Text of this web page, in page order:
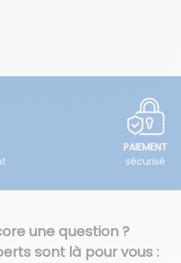
une question ?
sont là pour vous :
PAIEMENT
sécurisé